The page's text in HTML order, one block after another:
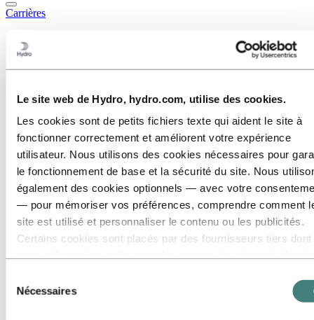
Le site web de Hydro, hydro.com, utilise des cookies.
Les cookies sont de petits fichiers texte qui aident le site à
fonctionner correctement et améliorent votre expérience
utilisateur. Nous utilisons des cookies nécessaires pour
le fonctionnement de base et la sécurité du site. Nous
également des cookies optionnels — avec votre
— pour mémoriser vos préférences, comprendre comment
site est utilisé et personnaliser le contenu ou les publicités.
Certains cookies sont placés par des fournisseurs tiers dont
collectées lors de votre utilisation de notre site avec d’autres
données que vous leur avez fournies ou qu’ils ont collectées
Nécessaires
Carrières
Ingénierie
Santé, sécurité et environnement (HSE)
Ressources humaines
Informatique
Entretien
Excellence opérationnelle
Gestion de portefeuille et trading
Approvisionnement
Production
Gestion de projet
Gestion de la chaîne d'approvisionnement